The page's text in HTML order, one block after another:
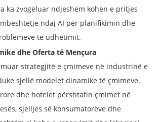
ka zvogëluar ndjeshëm kohën e pritjes
ndaj AI për planifikimin dhe
të udhëtimit.
dhe Oferta të Mençura
strategjitë e çmimeve në industrinë e
sjellë modelet dinamike të çmimeve.
dhe hotelet përshtatin çmimet në
sjelljes së konsumatorëve dhe